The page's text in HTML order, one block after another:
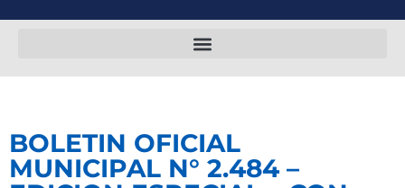
BOLETIN OFICIAL
MUNICIPAL N° 2.484 –